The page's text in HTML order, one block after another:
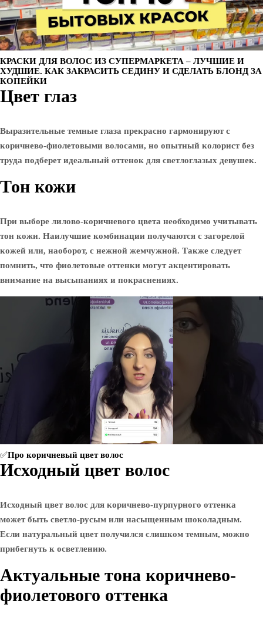
КРАСКИ ДЛЯ ВОЛОС ИЗ СУПЕРМАРКЕТА – ЛУЧШИЕ И
ХУДШИЕ. КАК ЗАКРАСИТЬ СЕДИНУ И СДЕЛАТЬ БЛОНД ЗА
КОПЕЙКИ
Цвет глаз
Выразительные темные глаза прекрасно гармонируют с
коричнево-фиолетовыми волосами, но опытный колорист без
труда подберет идеальный оттенок для светлоглазых девушек.
Тон кожи
При выборе лилово-коричневого цвета необходимо учитывать
тон кожи. Наилучшие комбинации получаются с загорелой
кожей или, наоборот, с нежной жемчужной. Также следует
помнить, что фиолетовые оттенки могут акцентировать
внимание на высыпаниях и покраснениях.
✅Про коричневый цвет волос
Исходный цвет волос
Исходный цвет волос для коричнево-пурпурного оттенка
может быть светло-русым или насыщенным шоколадным.
Если натуральный цвет получился слишком темным, можно
прибегнуть к осветлению.
Актуальные тона коричнево-
фиолетового оттенка